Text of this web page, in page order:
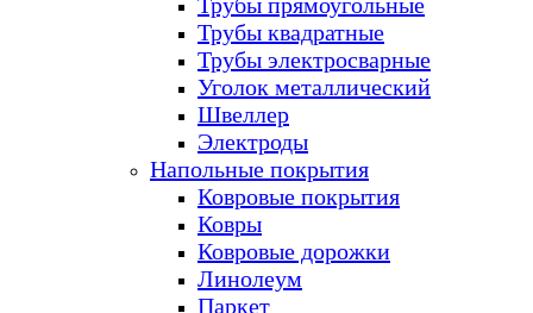
Трубы квадратные
Трубы электросварные
Уголок металлический
Швеллер
Электроды
Напольные покрытия
Ковровые покрытия
Ковры
Ковровые дорожки
Линолеум
Паркет